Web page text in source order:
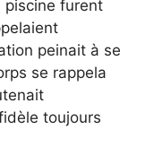
piscine furent
peinait à se
se rappela
toujours